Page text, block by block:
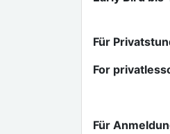
Für
For
Für